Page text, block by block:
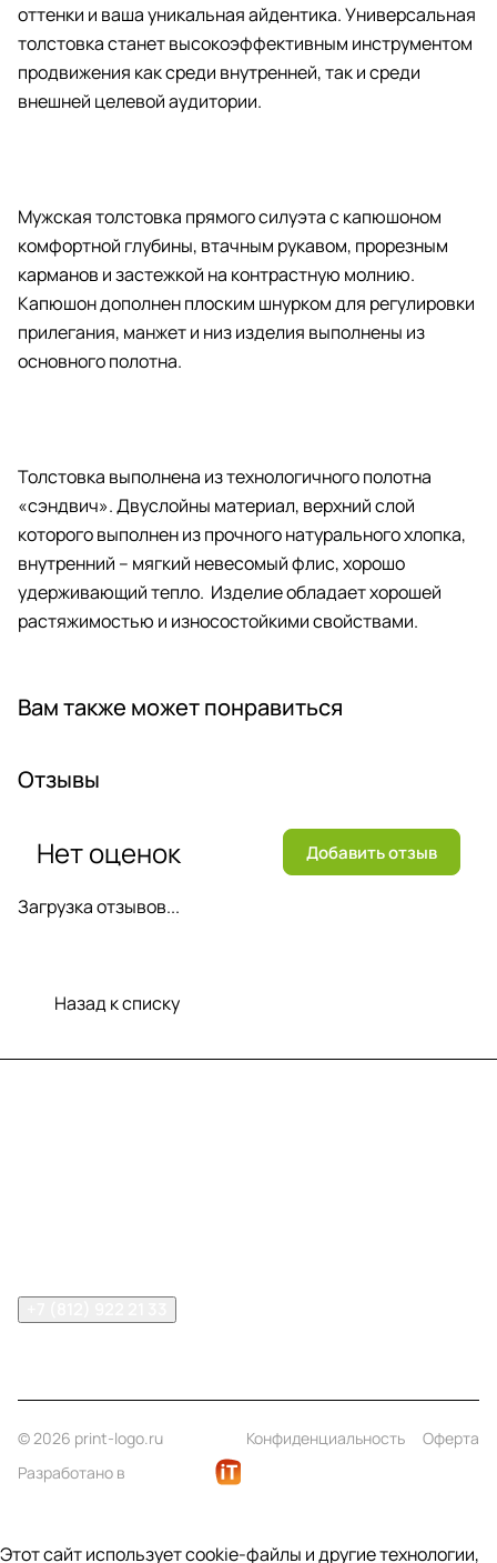
оттенки и ваша уникальная айдентика. Универсальная
толстовка станет высокоэффективным инструментом
продвижения как среди внутренней, так и среди
внешней целевой аудитории.
Мужская толстовка прямого силуэта с капюшоном
комфортной глубины, втачным рукавом, прорезным
карманов и застежкой на контрастную молнию.
Капюшон дополнен плоским шнурком для регулировки
прилегания, манжет и низ изделия выполнены из
основного полотна.
Толстовка выполнена из технологичного полотна
«cэндвич». Двуслойны материал, верхний слой
которого выполнен из прочного натурального хлопка,
внутренний – мягкий невесомый флис, хорошо
удерживающий тепло. Изделие обладает хорошей
растяжимостью и износостойкими свойствами.
Вам также может понравиться
Отзывы
Загрузка отзывов...
Нет оценок Добавить отзыв
Назад к списку
© 2026 print-logo.ru Конфиденциальность
Оферта
Разработано в
Этот сайт использует cookie-файлы и другие технологии,